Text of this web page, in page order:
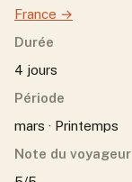
France →
Durée
4 jours
Période
mars · Printemps
Note du voyageur